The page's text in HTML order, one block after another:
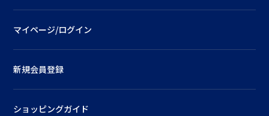
マイページ/ログイン
新規会員登録
ショッピングガイド